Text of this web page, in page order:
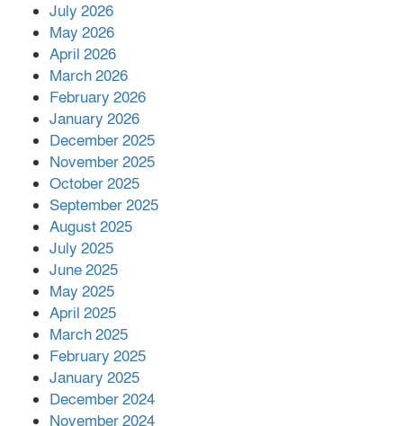
পর ফোন তারেক রহমানের,গ্যাস সঙ্কট
July 2026
May 2026
April 2026
March 2026
February 2026
January 2026
December 2025
November 2025
October 2025
September 2025
August 2025
July 2025
June 2025
May 2025
April 2025
March 2025
February 2025
January 2025
December 2024
November 2024